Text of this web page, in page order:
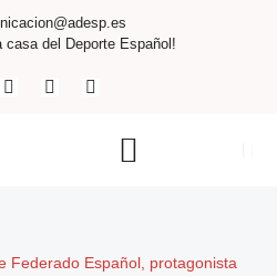
casa del Deporte Español!
Federado Español, protagonista